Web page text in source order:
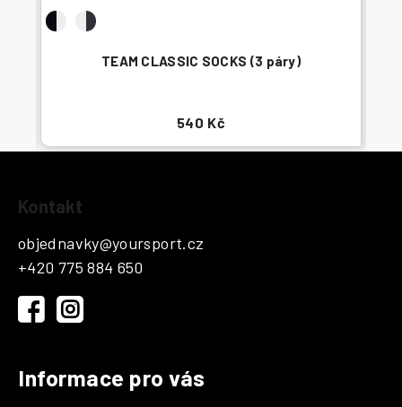
TEAM CLASSIC SOCKS (3 páry)
540 Kč
Kontakt
objednavky@yoursport.cz
+420 775 884 650
Informace pro vás